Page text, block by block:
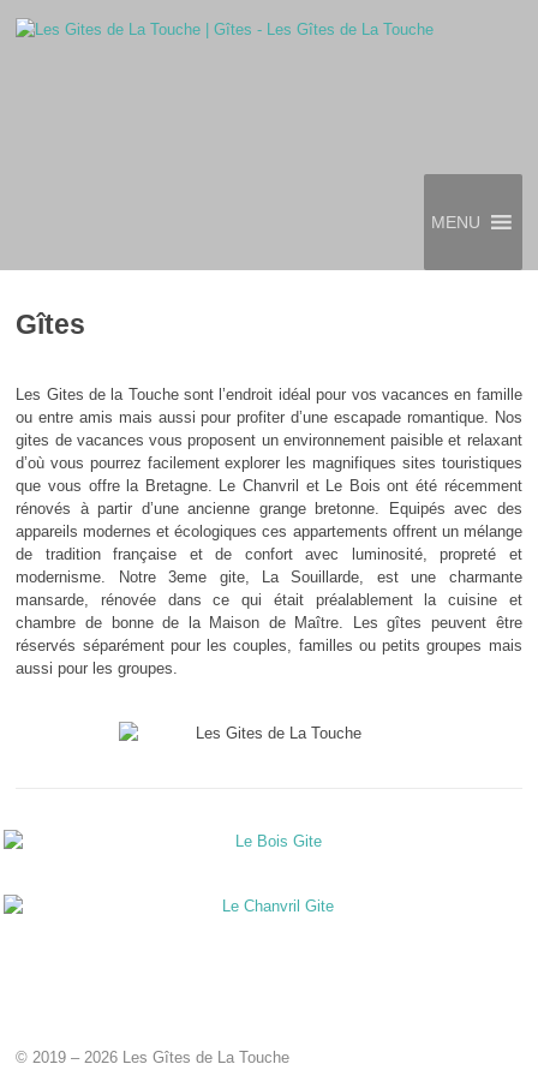
MENU
Gîtes
Les Gites de la Touche sont l’endroit idéal pour vos vacances en famille
ou entre amis mais aussi pour profiter d’une escapade romantique. Nos
gites de vacances vous proposent un environnement paisible et relaxant
d’où vous pourrez facilement explorer les magnifiques sites touristiques
que vous offre la Bretagne. Le Chanvril et Le Bois ont été récemment
rénovés à partir d’une ancienne grange bretonne. Equipés avec des
appareils modernes et écologiques ces appartements offrent un mélange
de tradition française et de confort avec luminosité, propreté et
modernisme. Notre 3eme gite, La Souillarde, est une charmante
mansarde, rénovée dans ce qui était préalablement la cuisine et
chambre de bonne de la Maison de Maître. Les gîtes peuvent être
réservés séparément pour les couples, familles ou petits groupes mais
aussi pour les groupes.
© 2019 – 2026 Les Gîtes de La Touche